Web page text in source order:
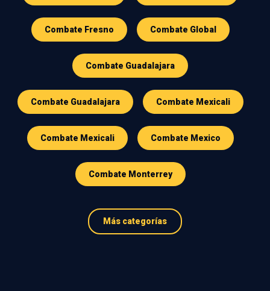
Combate Fresno Combate Global
Combate Guadalajara
Combate Guadalajara Combate Mexicali
Combate Mexicali Combate Mexico
Combate Monterrey
Más categorías